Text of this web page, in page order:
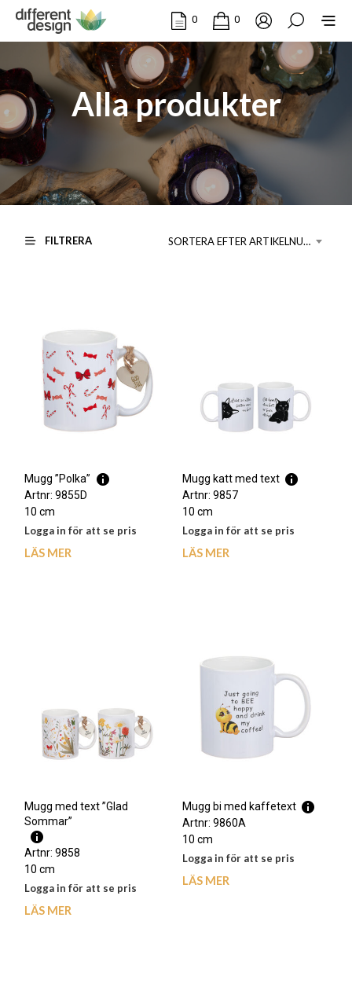
0 0
Alla produkter
FILTRERA SORTERA EFTER ARTIKELNUMMER
Mugg ”Polka”
Artnr: 9855D
10 cm
Logga in för att se pris
LÄS MER
Mugg katt med text
Artnr: 9857
10 cm
Logga in för att se pris
LÄS MER
Mugg med text ”Glad
Sommar”
Artnr: 9858
10 cm
Logga in för att se pris
LÄS MER
Mugg bi med kaffetext
Artnr: 9860A
10 cm
Logga in för att se pris
LÄS MER